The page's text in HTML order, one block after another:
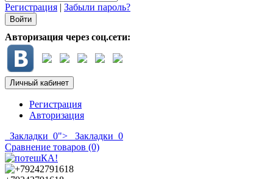
Регистрация | Забыли пароль?
Авторизация через соц.сети:
Личный кабинет
Регистрация
Авторизация
Закладки 0"> Закладки 0
Сравнение товаров (0)